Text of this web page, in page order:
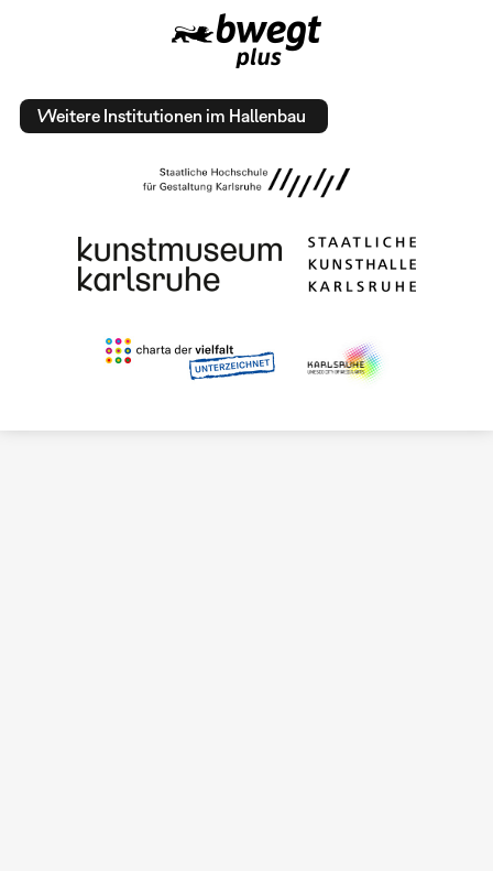
Weitere Institutionen im Hallenbau